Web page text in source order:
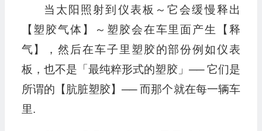
当太阳照射到仪表板～它会缓慢释出
【塑胶气体】～塑胶会在车里面产生【释
气】，然后在车子里塑胶的部份例如仪表
板，也不是「最纯粹形式的塑胶」── 它们是
所谓的【肮脏塑胶】── 而那个就在每一辆车
里.